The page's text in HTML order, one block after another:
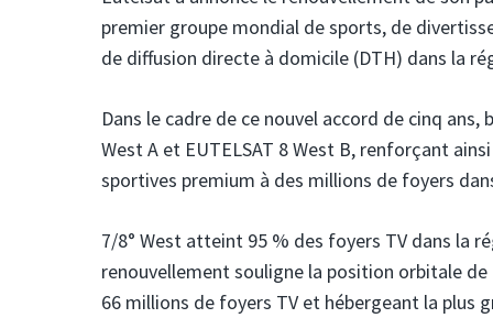
premier groupe mondial de sports, de
de diffusion directe à domicile (DTH) dans la
Dans le cadre de ce nouvel accord de cinq
West A et EUTELSAT 8 West B, renforçant
sportives premium à des millions de foyers
7/8° West atteint 95 % des foyers TV dans la
renouvellement souligne la position orbitale
66 millions de foyers TV et hébergeant la plus